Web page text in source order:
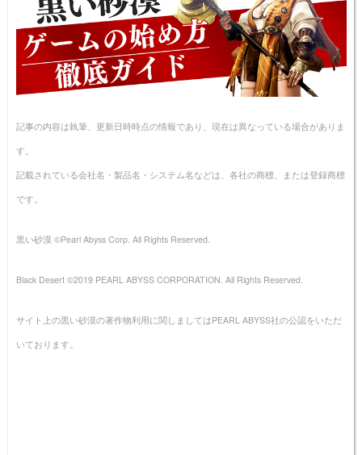
記事の内容は執筆、更新日時時点の情報であり、現在は異なっている場合がありま
す。
記載されている会社名・製品名・システム名などは、各社の商標、または登録商標
です。
黒い砂漠 ©Pearl Abyss Corp. All Rights Reserved.
Black Desert ©2019 PEARL ABYSS CORPORATION. All Rights Reserved.
サイト上の黒い砂漠の著作物利用に関しましてはPEARL ABYSS社の公認をいただ
いております。